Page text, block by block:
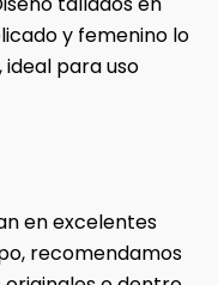
y femenino lo
para uso
en excelentes
recomendamos